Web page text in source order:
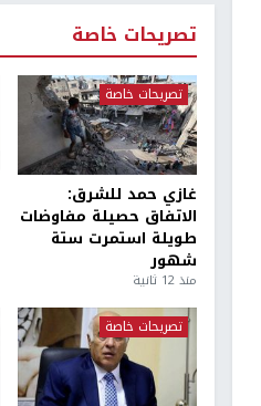
تصريحات خاصة
تصريحات خاصة
غازي حمد للشرق:
الاتفاق حصيلة مفاوضات
طويلة استمرت ستة
شهور
منذ 12 ثانية
تصريحات خاصة